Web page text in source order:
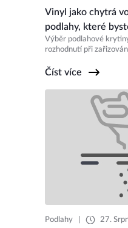
Vinyl jako chytrá
podlahy, které
Výběr podlahové
rozhodnutí při
Číst více
Podlahy 27.